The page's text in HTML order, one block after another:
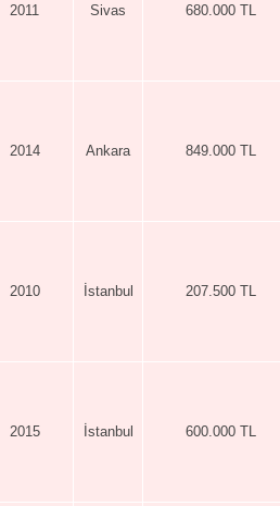
2011 Sivas 680.000 TL
2014 Ankara 849.000 TL
2010 İstanbul 207.500 TL
2015 İstanbul 600.000 TL